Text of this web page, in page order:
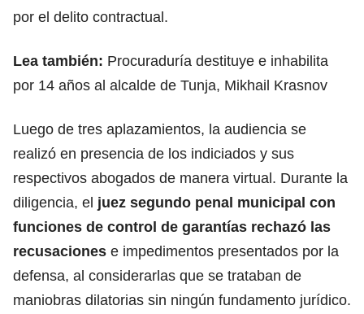
por el delito contractual.
Lea también: Procuraduría destituye e inhabilita
por 14 años al alcalde de Tunja, Mikhail Krasnov
Luego de tres aplazamientos, la audiencia se
realizó en presencia de los indiciados y sus
respectivos abogados de manera virtual. Durante la
diligencia, el juez segundo penal municipal con
funciones de control de garantías rechazó las
recusaciones e impedimentos presentados por la
defensa, al considerarlas que se trataban de
maniobras dilatorias sin ningún fundamento jurídico.